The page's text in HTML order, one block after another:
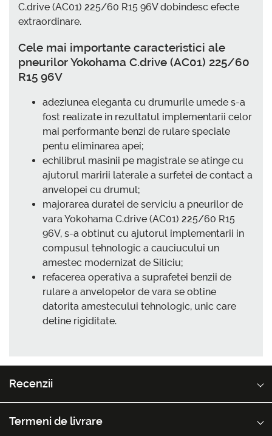
C.drive (AC01) 225/60 R15 96V dobindesc efecte
extraordinare.
Cele mai importante caracteristici ale
pneurilor Yokohama C.drive (AC01) 225/60
R15 96V
adeziunea eleganta cu drumurile umede s-a
fost realizate in rezultatul implementarii celor
mai performante benzi de rulare speciale
pentu eliminarea apei;
echilibrul masinii pe magistrale se atinge cu
ajutorul maririi laterale a surfetei de contact a
anvelopei cu drumul;
majorarea duratei de serviciu a pneurilor de
vara Yokohama C.drive (AC01) 225/60 R15
96V, s-a obtinut cu ajutorul implementarii in
compusul tehnologic a cauciucului un
amestec modernizat de Siliciu;
refacerea operativa a suprafetei benzii de
rulare a anvelopelor de vara se obtine
datorita amestecului tehnologic, unic care
detine rigiditate.
Recenzii
Termeni de livrare